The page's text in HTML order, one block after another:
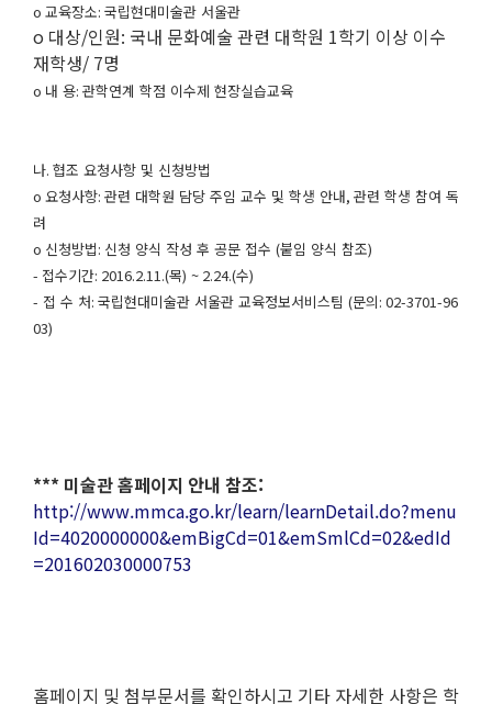
o 교육장소: 국립현대미술관 서울관
o 대상/인원: 국내 문화예술 관련 대학원 1학기 이상 이수
재학생/ 7명
o 내 용: 관학연계 학점 이수제 현장실습교육
나. 협조 요청사항 및 신청방법
o 요청사항: 관련 대학원 담당 주임 교수 및 학생 안내, 관련 학생 참여 독
려
o 신청방법: 신청 양식 작성 후 공문 접수 (붙임 양식 참조)
- 접수기간: 2016.2.11.(목) ~ 2.24.(수)
- 접 수 처: 국립현대미술관 서울관 교육정보서비스팀 (문의: 02-3701-96
03)
*** 미술관 홈페이지 안내 참조:
http://www.mmca.go.kr/learn/learnDetail.do?menu
Id=4020000000&emBigCd=01&emSmlCd=02&edId
=201602030000753
홈페이지 및 첨부문서를 확인하시고 기타 자세한 사항은 학